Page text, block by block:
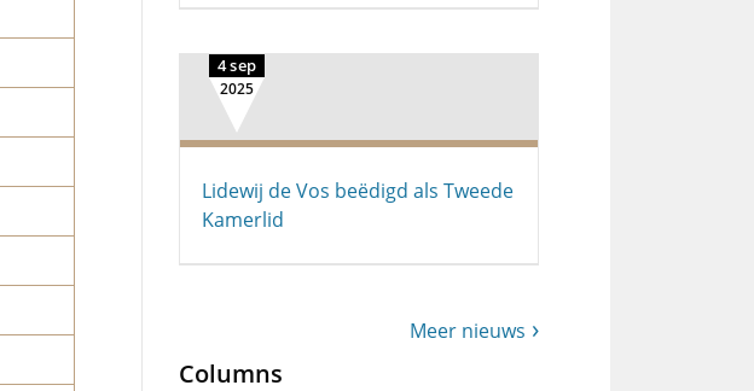
4 sep
2025
Lidewij de Vos beëdigd als Tweede
Kamerlid
Meer nieuws
Columns